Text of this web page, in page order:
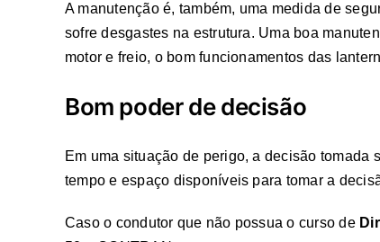
A manutenção é, também, uma medida de
sofre desgastes na estrutura. Uma boa
motor e freio, o bom funcionamentos das
Bom poder de decisão
Em uma situação de perigo, a decisão
tempo e espaço disponíveis para tomar a
Caso o condutor que não possua o curso de